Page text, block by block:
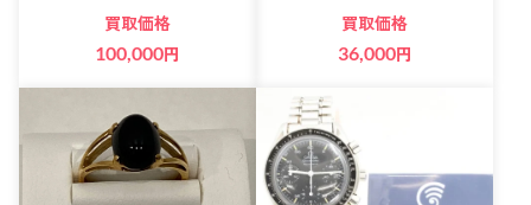
買取価格
100,000円
買取価格
36,000円